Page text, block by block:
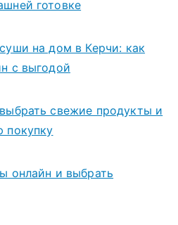
готовке
на дом в Керчи: как
с выгодой
свежие продукты и
покупку
онлайн и выбрать